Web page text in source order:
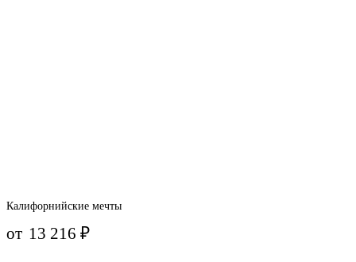
Калифорнийские мечты
от 13 216₽